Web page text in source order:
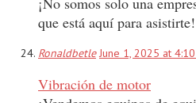
que está aquí para asistirte!
Ronaldbetle June 1, 2025 at
Vibración de motor